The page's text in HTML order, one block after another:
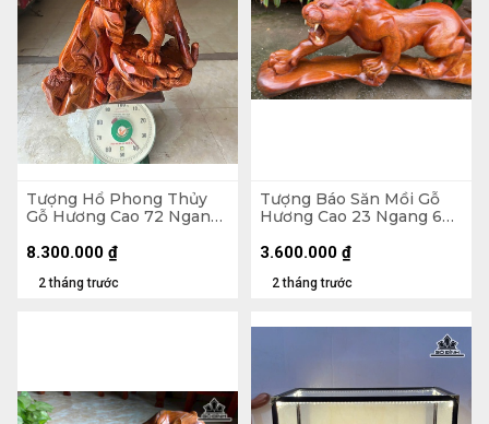
Tượng Hổ Phong Thủy
Gỗ Hương Cao 72 Ngang
2 tháng trước
8.300.000 ₫
Tượng Báo Săn Mồi Gỗ
Hương Cao 23 Ngang 60
2 tháng trước
3.600.000 ₫